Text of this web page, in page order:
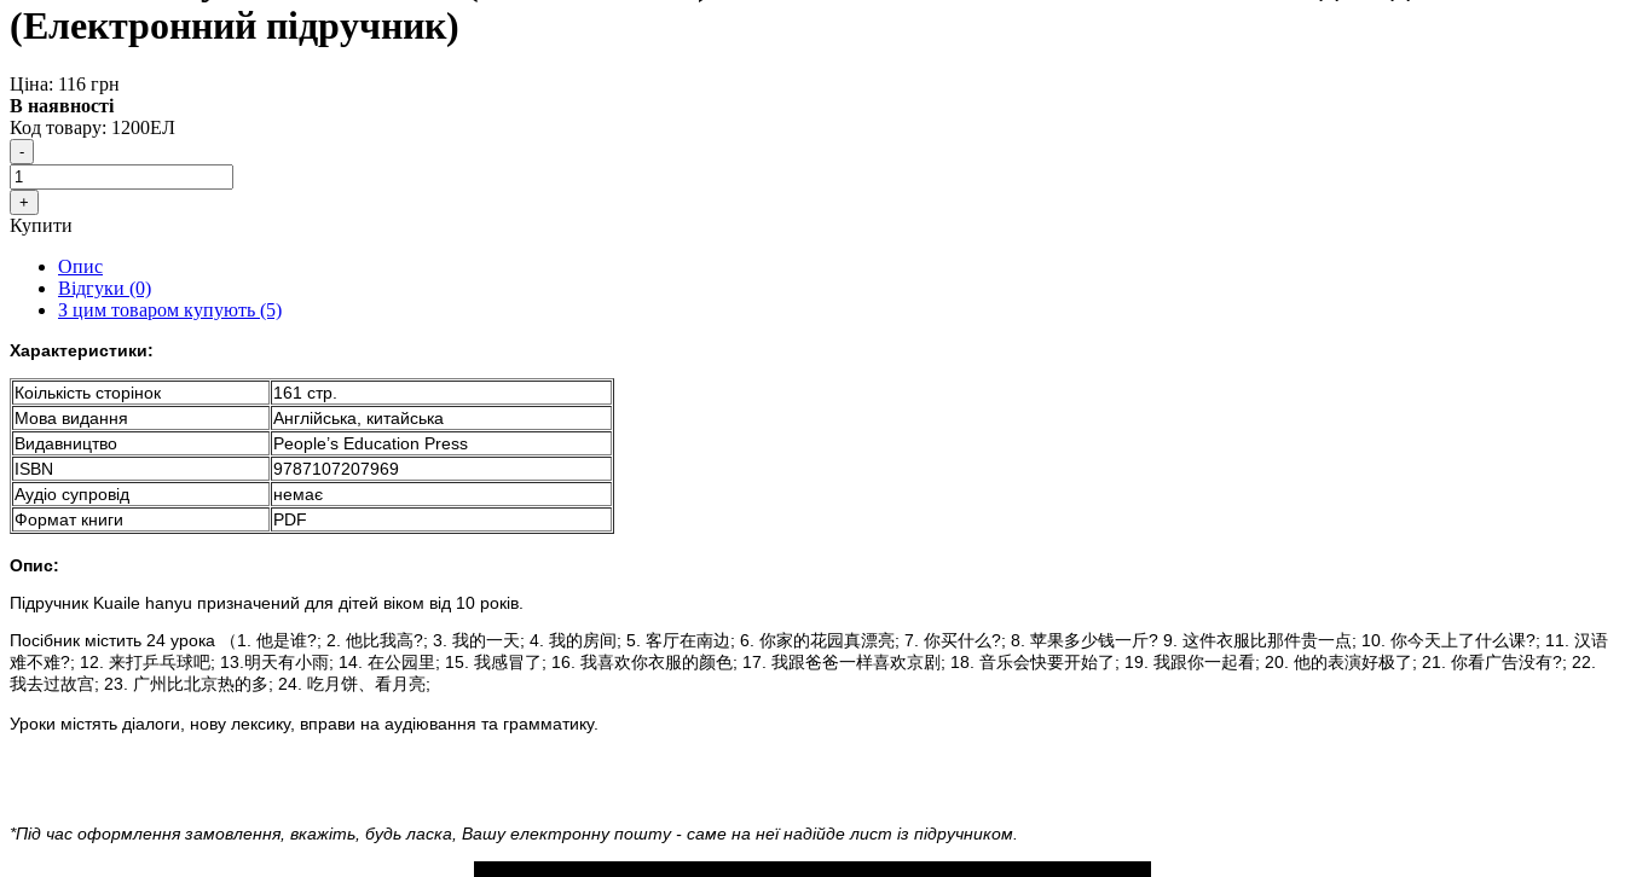
(Електронний підручник)
Ціна: 116 грн
В наявності
Код товару: 1200ЕЛ
Купити
Опис
Відгуки (0)
З цим товаром купують (5)
Характеристики:
Коількість сторінок
161 стр.
Мова видання
Англійська, китайська
Видавництво
People’s Education Press
ISBN
9787107207969
Аудіо супровід
немає
Формат книги
PDF
Опис:
Підручник Kuaile hanyu призначений для дітей віком від 10 років.
Посібник містить 24 урока （1. 他是谁?; 2. 他比我高?; 3. 我的一天; 4. 我的房间; 5. 客厅在南边; 6. 你家的花园真漂亮; 7. 你买什么?; 8. 苹果多少钱一斤? 9. 这件衣服比那件贵一点; 10. 你今天上了什么课?; 11. 汉语
难不难?; 12. 来打乒乓球吧; 13.明天有小雨; 14. 在公园里; 15. 我感冒了; 16. 我喜欢你衣服的颜色; 17. 我跟爸爸一样喜欢京剧 ; 18. 音乐会快要开始了; 19. 我跟你一起看; 20. 他的表演好极了; 21. 你看广告没有?; 22.
我去过故宫; 23. 广州比北京热的多; 24. 吃月饼、看月亮;
Уроки містять діалоги, нову лексику, вправи на аудіювання та грамматику.
*Під час оформлення замовлення, вкажіть, будь ласка, Вашу електронну пошту - саме на неї надійде лист із підручником.